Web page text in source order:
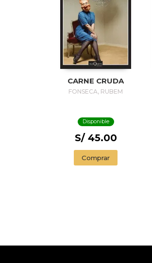
CARNE CRUDA
FONSECA, RUBEM
Disponible
S/ 45.00
Comprar